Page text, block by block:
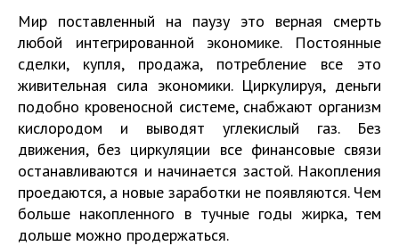
Мир поставленный на паузу это верная смерть
любой интегрированной экономике. Постоянные
сделки, купля, продажа, потребление все это
живительная сила экономики. Циркулируя, деньги
подобно кровеносной системе, снабжают организм
кислородом и выводят углекислый газ. Без
движения, без циркуляции все финансовые связи
останавливаются и начинается застой. Накопления
проедаются, а новые заработки не появляются. Чем
больше накопленного в тучные годы жирка, тем
дольше можно продержаться.